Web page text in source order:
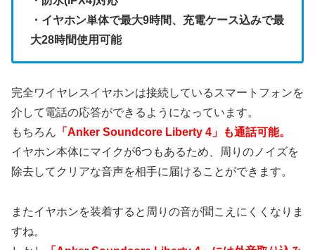
・イヤホン単体で最大9時間、充電ケース込みで最
大28時間使用可能
完全ワイヤレスイヤホンは接続しているスマートフォンを
介して電話の応答ができるようになっています。
もちろん 「Anker Soundcore Liberty 4」も通話可能。
イヤホン本体にマイクが6つもあるため、周りのノイズを
除去してクリアな音声を相手に届けることができます。
またイヤホンを装着すると周りの音が聞こえにくくなりま
すね。